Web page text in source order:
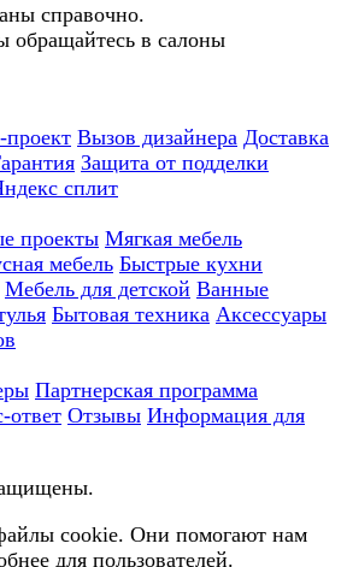
справочно.
обращайтесь в салоны
Вызов дизайнера Доставка
Защита от подделки
сплит
проекты Мягкая мебель
мебель Быстрые кухни
Мебель для детской Ванные
Бытовая техника Аксессуары
Партнерская программа
ответ Отзывы Информация для
cookie. Они помогают нам
для пользователей.